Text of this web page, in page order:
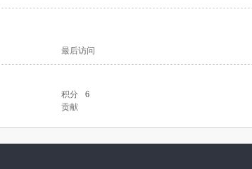
最后访问
积分 6
贡献